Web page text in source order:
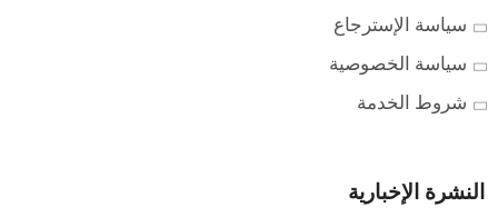
سياسة الإسترجاع
سياسة الخصوصية
شروط الخدمة
النشرة الإخبارية